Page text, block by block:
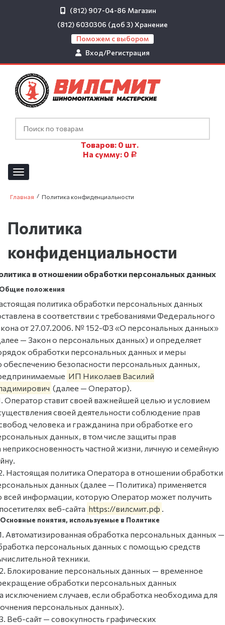
(812) 907-04-86 Магазин
(812) 6030306 (доб 3)Хранение
Поможем с выбором
Вход/Регистрация
Товаров: 0 шт.
На сумму: 0 Р
Главная / Политика конфиденциальности
Политика
конфиденциальности
в отношении обработки персональных данных
положения
политика обработки персональных данных
в соответствии с требованиями Федерального
от 27.07.2006. № 152-ФЗ «О персональных данных»
— Закон о персональных данных) и определяет
обработки персональных данных и меры
обеспечению безопасности персональных данных,
ИП Николаев Василий
(далее — Оператор).
Оператор ставит своей важнейшей целью и условием
своей деятельности соблюдение прав
человека и гражданина при обработке его
данных, в том числе защиты прав
неприкосновенность частной жизни, личную и семейную
Настоящая политика Оператора в отношении обработки
данных (далее — Политика) применяется
всей информации, которую Оператор может получить
веб-сайта https://вилсмит.рф
понятия, используемые в Политике
Автоматизированная обработка персональных данных —
персональных данных с помощью средств
техники.
Блокирование персональных данных — временное
обработки персональных данных
исключением случаев, если обработка необходима для
персональных данных).
Веб-сайт — совокупность графических